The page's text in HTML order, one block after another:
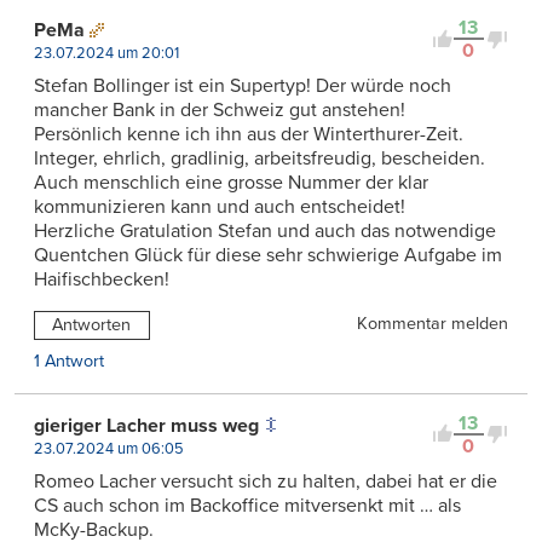
13
0
PeMa
23.07.2024 um 20:01
Stefan Bollinger ist ein Supertyp! Der würde noch
mancher Bank in der Schweiz gut anstehen!
Persönlich kenne ich ihn aus der Winterthurer-Zeit.
Integer, ehrlich, gradlinig, arbeitsfreudig, bescheiden.
Auch menschlich eine grosse Nummer der klar
kommunizieren kann und auch entscheidet!
Herzliche Gratulation Stefan und auch das notwendige
Quentchen Glück für diese sehr schwierige Aufgabe im
Haifischbecken!
Antworten
Kommentar melden
1 Antwort
13
0
gieriger Lacher muss weg
23.07.2024 um 06:05
Romeo Lacher versucht sich zu halten, dabei hat er die
CS auch schon im Backoffice mitversenkt mit … als
McKy-Backup.